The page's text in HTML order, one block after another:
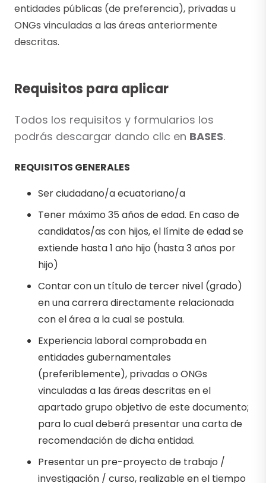
entidades públicas (de preferencia), privadas u
ONGs vinculadas a las áreas anteriormente
descritas.
Requisitos para aplicar
Todos los requisitos y formularios los
podrás descargar dando clic en BASES.
REQUISITOS GENERALES
Ser ciudadano/a ecuatoriano/a
Tener máximo 35 años de edad. En caso de
candidatos/as con hijos, el límite de edad se
extiende hasta 1 año hijo (hasta 3 años por
hijo)
Contar con un título de tercer nivel (grado)
en una carrera directamente relacionada
con el área a la cual se postula.
Experiencia laboral comprobada en
entidades gubernamentales
(preferiblemente), privadas o ONGs
vinculadas a las áreas descritas en el
apartado grupo objetivo de este documento;
para lo cual deberá presentar una carta de
recomendación de dicha entidad.
Presentar un pre-proyecto de trabajo /
investigación / curso, realizable en el tiempo